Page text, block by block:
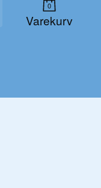
0
Varekurv